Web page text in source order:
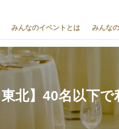
みんなのイベントとは みんな
東北】40名以下